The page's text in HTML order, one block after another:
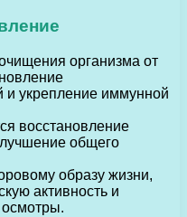
организма от
и укрепление иммунной
восстановление
общего
образу жизни,
активность и